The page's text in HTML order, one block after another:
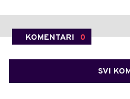
KOMENTARI 0
SVI